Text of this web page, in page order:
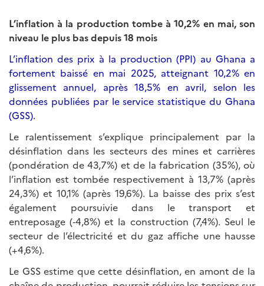
L’inflation à la production tombe à 10,2% en mai, son
niveau le plus bas depuis 18 mois
L’inflation des prix à la production (PPI) au Ghana a
fortement baissé en mai 2025, atteignant 10,2% en
glissement annuel, après 18,5% en avril, selon les
données publiées par le service statistique du Ghana
(GSS).
Le ralentissement s’explique principalement par la
désinflation dans les secteurs des mines et carrières
(pondération de 43,7%) et de la fabrication (35%), où
l’inflation est tombée respectivement à 13,7% (après
24,3%) et 10,1% (après 19,6%). La baisse des prix s’est
également poursuivie dans le transport et
entreposage (‑4,8%) et la construction (7,4%). Seul le
secteur de l’électricité et du gaz affiche une hausse
(+4,6%).
Le GSS estime que cette désinflation, en amont de la